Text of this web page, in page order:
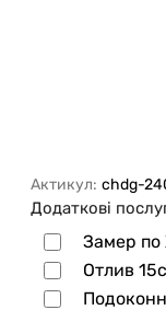
Актикул: chdg-
Додаткові
Замер по
Отлив